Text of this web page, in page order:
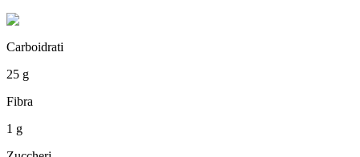
Carboidrati
25 g
Fibra
1 g